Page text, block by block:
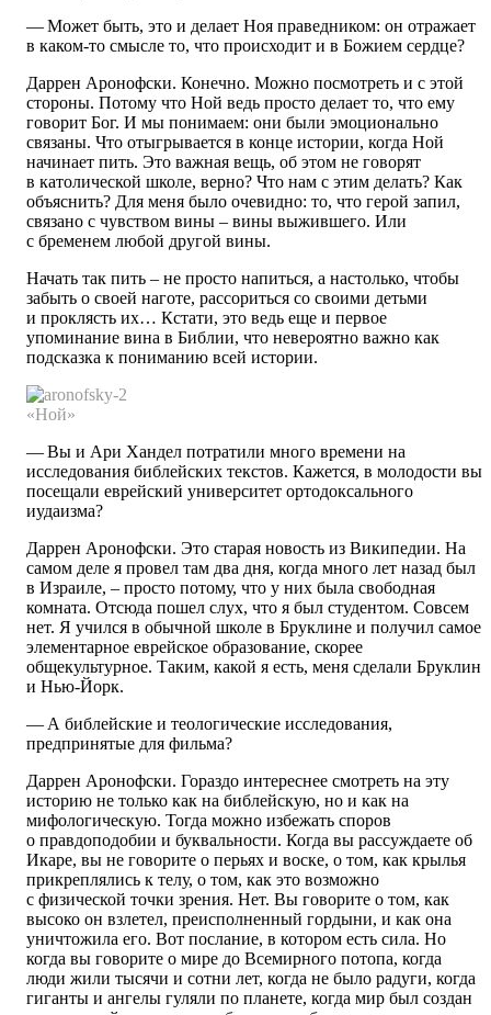
— Может быть, это и делает Ноя праведником: он отражает
в каком-то смысле то, что происходит и в Божием сердце?
Даррен Аронофски. Конечно. Можно посмотреть и с этой
стороны. Потому что Ной ведь просто делает то, что ему
говорит Бог. И мы понимаем: они были эмоционально
связаны. Что отыгрывается в конце истории, когда Ной
начинает пить. Это важная вещь, об этом не говорят
в католической школе, верно? Что нам с этим делать? Как
объяснить? Для меня было очевидно: то, что герой запил,
связано с чувством вины – вины выжившего. Или
с бременем любой другой вины.
Начать так пить – не просто напиться, а настолько, чтобы
забыть о своей наготе, рассориться со своими детьми
и проклясть их… Кстати, это ведь еще и первое
упоминание вина в Библии, что невероятно важно как
подсказка к пониманию всей истории.
«Ной»
— Вы и Ари Хандел потратили много времени на
исследования библейских текс­тов. Кажется, в молодости вы
посещали еврейский университет ортодоксального
иудаизма?
Даррен Аронофски. Это старая новость из Википедии. На
самом деле я провел там два дня, когда много лет назад был
в Израиле, – просто потому, что у них была свободная
комната. Отсюда пошел слух, что я был студентом. Совсем
нет. Я учился в обычной школе в Бруклине и получил самое
элементарное еврейское образование, скорее
общекультурное. Таким, какой я есть, меня сделали Бруклин
и Нью-Йорк.
— А библейские и теологические исследования,
предпринятые для фильма?
Даррен Аронофски. Гораздо интереснее смотреть на эту
историю не только как на библейскую, но и как на
мифологическую. Тогда можно избежать споров
о правдоподобии и буквальности. Когда вы рассуждаете об
Икаре, вы не говорите о перьях и воске, о том, как крылья
прикреплялись к телу, о том, как это возможно
с физической точки зрения. Нет. Вы говорите о том, как
высоко он взлетел, преисполненный гордыни, и как она
уничтожила его. Вот послание, в котором есть сила. Но
когда вы говорите о мире до Всемирного потопа, когда
люди жили тысячи и сотни лет, когда не было радуги, когда
гиганты и ангелы гуляли по планете, когда мир был создан